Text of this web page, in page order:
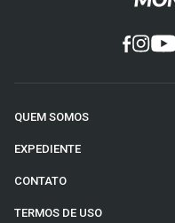
QUEM SOMOS
EXPEDIENTE
CONTATO
TERMOS DE USO